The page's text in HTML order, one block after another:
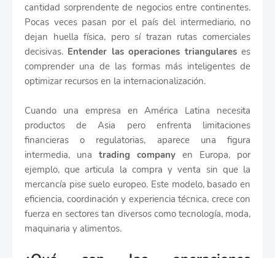
cantidad sorprendente de negocios entre continentes.
Pocas veces pasan por el país del intermediario, no
dejan huella física, pero sí trazan rutas comerciales
decisivas. Entender las operaciones triangulareses
comprender una de las formas más inteligentes de
optimizar recursos en la internacionalización.
Cuando una empresa en América Latina necesita
productos de Asia pero enfrenta limitaciones
financieras o regulatorias, aparece una figura
intermedia, una trading company en Europa, por
ejemplo, que articula la compra y venta sin que la
mercancía pise suelo europeo. Este modelo, basado en
eficiencia, coordinación y experiencia técnica, crece con
fuerza en sectores tan diversos como tecnología, moda,
maquinaria y alimentos.